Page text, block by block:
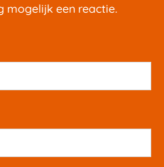
mogelijk een reactie.